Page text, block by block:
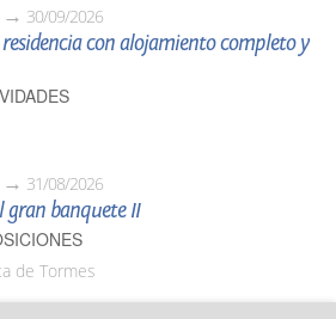
30/09/2026
residencia con alojamiento completo y
31/08/2026
gran banquete II
de Tormes